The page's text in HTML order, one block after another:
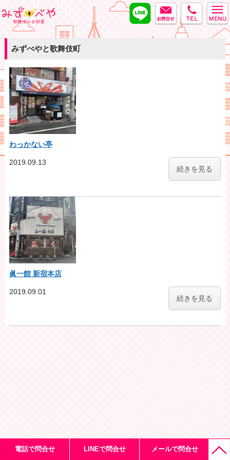
tel
MAIL
LINE
みずべやと歌舞伎町
わっかない亭
続きを見る
2019.09.13
眞一館 新宿本店
続きを見る
2019.09.01
電話で問合せ LINEで問合せ メールで問合せ